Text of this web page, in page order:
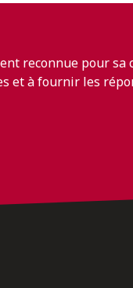
reconnue pour sa
et à fournir les